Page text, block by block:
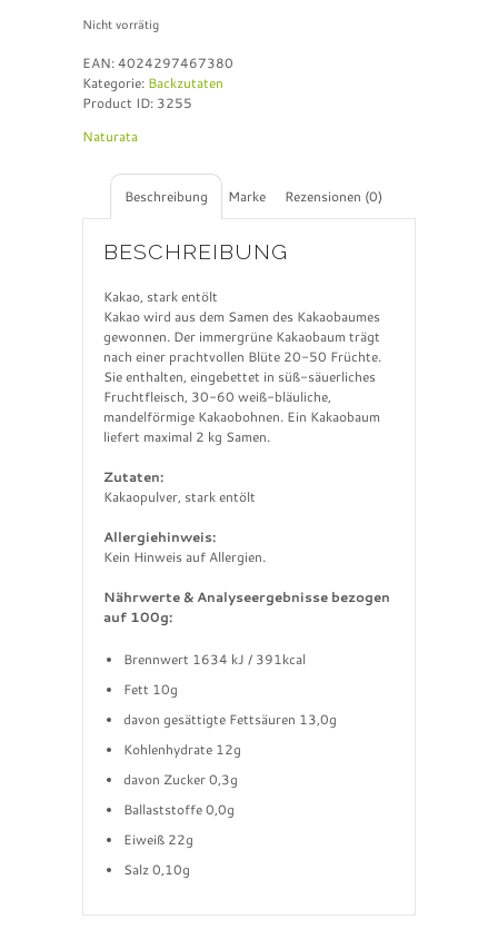
Nicht vorrätig
EAN:4024297467380
Kategorie: Backzutaten
Product ID: 3255
Naturata
Beschreibung Marke Rezensionen (0)
BESCHREIBUNG
Kakao, stark entölt
Kakao wird aus dem Samen des Kakaobaumes
gewonnen. Der immergrüne Kakaobaum trägt
nach einer prachtvollen Blüte 20-50 Früchte.
Sie enthalten, eingebettet in süß-säuerliches
Fruchtfleisch, 30-60 weiß-bläuliche,
mandelförmige Kakaobohnen. Ein Kakaobaum
liefert maximal 2 kg Samen.
Zutaten:
Kakaopulver, stark entölt
Allergiehinweis:
Kein Hinweis auf Allergien.
Nährwerte & Analyseergebnisse bezogen
auf 100g:
Brennwert 1634 kJ / 391kcal
Fett 10g
davon gesättigte Fettsäuren 13,0g
Kohlenhydrate 12g
davon Zucker 0,3g
Ballaststoffe 0,0g
Eiweiß 22g
Salz 0,10g